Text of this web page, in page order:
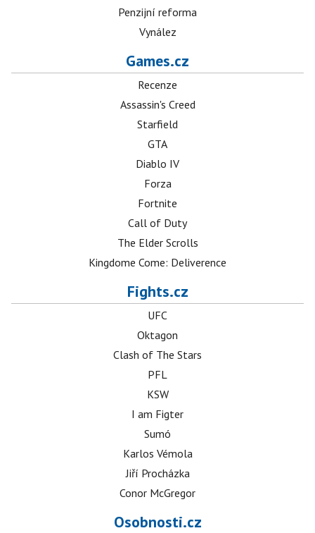
Penzijní reforma
Vynález
Games.cz
Recenze
Assassin's Creed
Starfield
GTA
Diablo IV
Forza
Fortnite
Call of Duty
The Elder Scrolls
Kingdome Come: Deliverence
Fights.cz
UFC
Oktagon
Clash of The Stars
PFL
KSW
I am Figter
Sumó
Karlos Vémola
Jiří Procházka
Conor McGregor
Osobnosti.cz